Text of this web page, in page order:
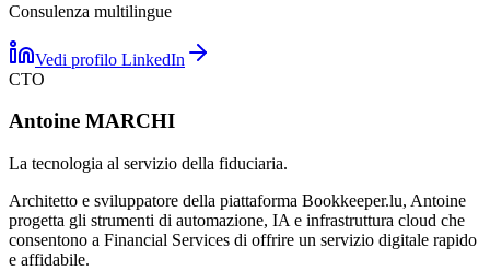
Consulenza multilingue
Vedi profilo LinkedIn
CTO
Antoine MARCHI
La tecnologia al servizio della fiduciaria.
Architetto e sviluppatore della piattaforma Bookkeeper.lu, Antoine
progetta gli strumenti di automazione, IA e infrastruttura cloud che
consentono a Financial Services di offrire un servizio digitale rapido
e affidabile.